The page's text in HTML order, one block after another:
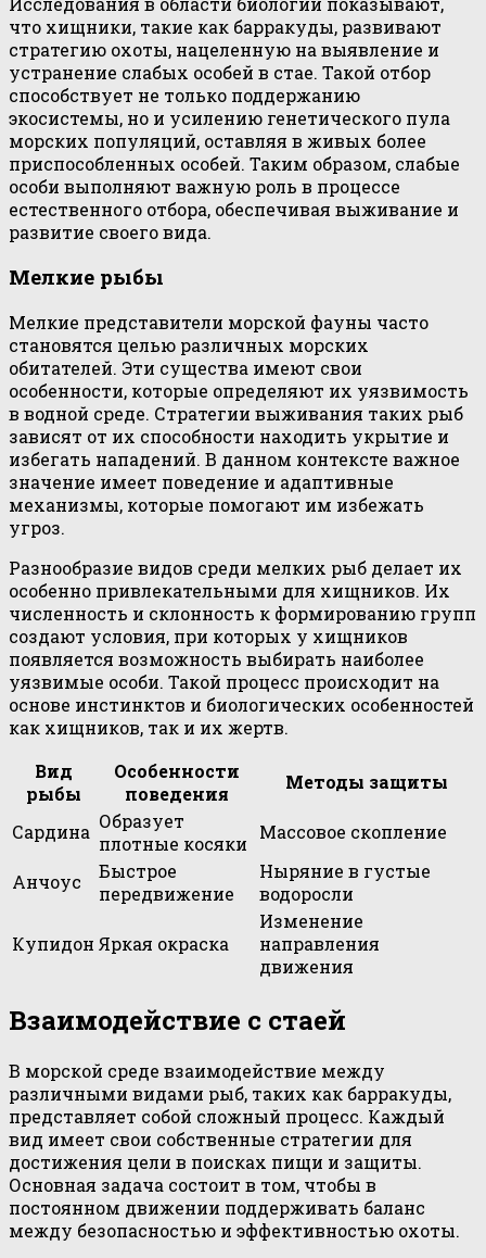
что хищники, такие как барракуды, развивают
стратегию охоты, нацеленную на выявление и
устранение слабых особей в стае. Такой отбор
способствует не только поддержанию
экосистемы, но и усилению генетического пула
морских популяций, оставляя в живых более
приспособленных особей. Таким образом, слабые
особи выполняют важную роль в процессе
естественного отбора, обеспечивая выживание и
развитие своего вида.
Мелкие рыбы
Мелкие представители морской фауны часто
становятся целью различных морских
обитателей. Эти существа имеют свои
особенности, которые определяют их уязвимость
в водной среде. Стратегии выживания таких рыб
зависят от их способности находить укрытие и
избегать нападений. В данном контексте важное
значение имеет поведение и адаптивные
механизмы, которые помогают им избежать
угроз.
Разнообразие видов среди мелких рыб делает их
особенно привлекательными для хищников. Их
численность и склонность к формированию групп
создают условия, при которых у хищников
появляется возможность выбирать наиболее
уязвимые особи. Такой процесс происходит на
основе инстинктов и биологических особенностей
как хищников, так и их жертв.
Вид
рыбы
Особенности
поведения
Методы защиты
Сардина Образует
плотные косяки
Массовое скопление
Анчоус
Быстрое
передвижение
Ныряние в густые
водоросли
Купидон Яркая окраска
Изменение
направления
движения
Взаимодействие с стаей
В морской среде взаимодействие между
различными видами рыб, таких как барракуды,
представляет собой сложный процесс. Каждый
вид имеет свои собственные стратегии для
достижения цели в поисках пищи и защиты.
Основная задача состоит в том, чтобы в
постоянном движении поддерживать баланс
между безопасностью и эффективностью охоты.